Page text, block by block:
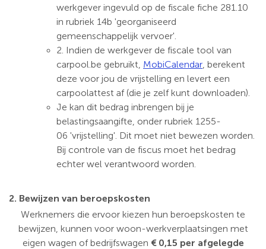
werkgever ingevuld op de fiscale fiche 281.10
in rubriek 14b 'georganiseerd
gemeenschappelijk vervoer'.
2. Indien de werkgever de fiscale tool van
carpool.be gebruikt, MobiCalendar , berekent
deze voor jou de vrijstelling en levert een
carpoolattest af (die je zelf kunt downloaden).
Je kan dit bedrag inbrengen bij je
belastingsaangifte, onder rubriek 1255-
06 'vrijstelling'. Dit moet niet bewezen worden.
Bij controle van de fiscus moet het bedrag
echter wel verantwoord worden.
2. Bewijzen van beroepskosten
Werknemers die ervoor kiezen hun beroepskosten te
bewijzen, kunnen voor woon-werkverplaatsingen met
eigen wagen of bedrijfswagen € 0,15 per afgelegde